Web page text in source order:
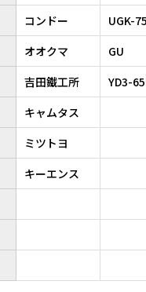
コンドー
UGK-
オオクマ
GU
吉田鐵工所
YD3-
キャムタス
ミツトヨ
キーエンス